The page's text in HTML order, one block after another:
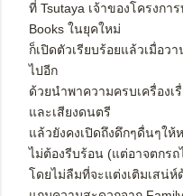
ที่ Tsutaya เจ้าของโครงก
Books ในยุคใหม่
ก็เปิดตัวเรียบร้อยแล้วเมื่อ
ไปอีก
ด้วยนำพาความครบเครื่อง
และเสียงดนตรี
แล้วยังคงเปิดถึงดึกๆดื่นๆใ
ไม่ต้องรีบร้อน (แต่อาจตกรถ
โดยไม่ลืมที่จะแต่งเติมเสน่